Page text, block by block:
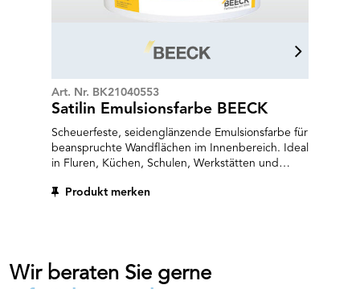
Art. Nr. BK21040553
Satilin Emulsionsfarbe BEECK
Scheuerfeste, seidenglänzende Emulsionsfarbe für
beanspruchte Wandflächen im Innenbereich. Ideal
in Fluren, Küchen, Schulen, Werkstätten und
Untergründen wie Putz, Gips, Wandvlies oder
mineralischer Basis.
Produkt merken
Wir beraten Sie gerne